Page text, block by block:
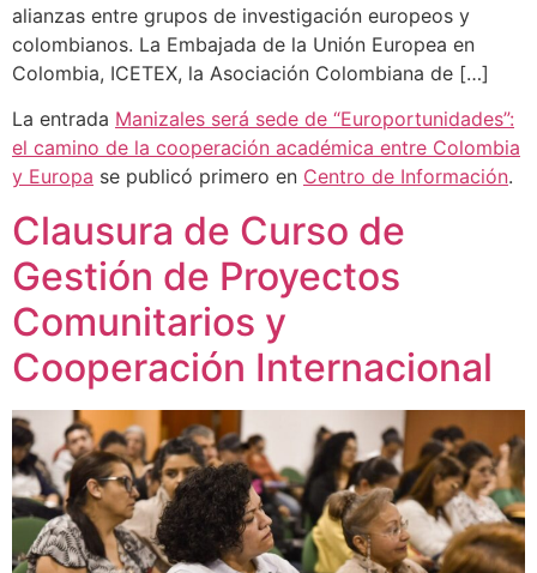
alianzas entre grupos de investigación europeos y
colombianos. La Embajada de la Unión Europea en
Colombia, ICETEX, la Asociación Colombiana de […]
La entrada Manizales será sede de “Europortunidades”:
el camino de la cooperación académica entre Colombia
y Europa se publicó primero en Centro de Información.
Clausura de Curso de
Gestión de Proyectos
Comunitarios y
Cooperación Internacional